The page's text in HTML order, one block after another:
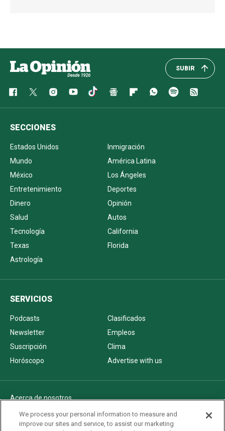
SUBIR
SECCIONES
Estados Unidos
Inmigración
Mundo
América Latina
México
Los Ángeles
Entretenimiento
Deportes
Dinero
Opinión
Salud
Autos
Tecnología
California
Texas
Florida
Astrología
SERVICIOS
Podcasts
Clasificados
Newsletter
Empleos
Suscripción
Clima
Horóscopo
Advertise with us
Acerca de nosotros
Politica de privacidad
Pautas Editoriales
We process your personal information to measure and
improve our sites and service, to assist our marketing